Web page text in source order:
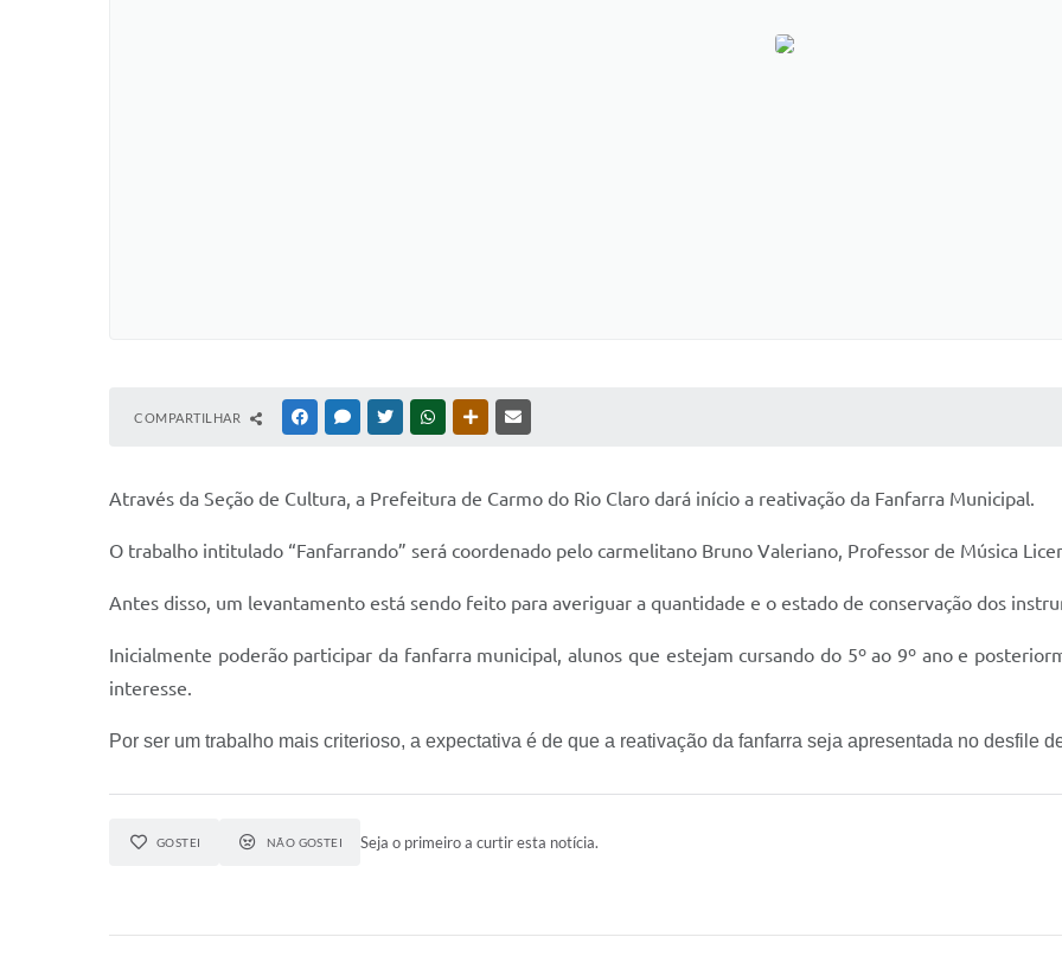
COMPARTILHAR FACEBOOKMESSENGER
TWITTERWHATSAPPOUTRAS MÍDIAS
Através da Seção de Cultura, a Prefeitura de Carmo do Rio Claro dará início a reativação da Fanfarra Municipal.
O trabalho intitulado “Fanfarrando” será coordenado pelo carmelitano Bruno Valeriano, Professor de Música
Antes disso, um levantamento está sendo feito para averiguar a quantidade e o estado de conservação dos
Inicialmente poderão participar da fanfarra municipal, alunos que estejam cursando do 5º ao 9º ano e
interesse.
Por ser um trabalho mais criterioso, a expectativa é de que a reativação da fanfarra seja apresentada no desfile
GOSTEI NÃO GOSTEI Seja o primeiro a curtir esta notícia.